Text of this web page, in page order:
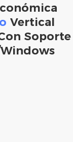
Vertical
Soporte